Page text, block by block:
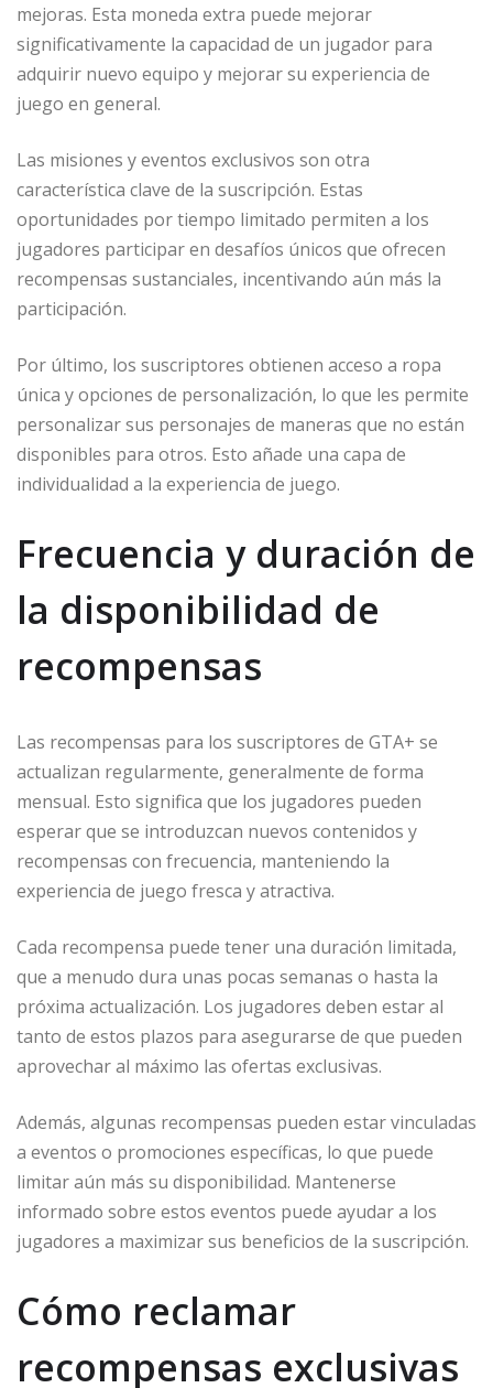
mejoras. Esta moneda extra puede mejorar
significativamente la capacidad de un jugador para
adquirir nuevo equipo y mejorar su experiencia de
juego en general.
Las misiones y eventos exclusivos son otra
característica clave de la suscripción. Estas
oportunidades por tiempo limitado permiten a los
jugadores participar en desafíos únicos que ofrecen
recompensas sustanciales, incentivando aún más la
participación.
Por último, los suscriptores obtienen acceso a ropa
única y opciones de personalización, lo que les permite
personalizar sus personajes de maneras que no están
disponibles para otros. Esto añade una capa de
individualidad a la experiencia de juego.
Frecuencia y duración de
la disponibilidad de
recompensas
Las recompensas para los suscriptores de GTA+ se
actualizan regularmente, generalmente de forma
mensual. Esto significa que los jugadores pueden
esperar que se introduzcan nuevos contenidos y
recompensas con frecuencia, manteniendo la
experiencia de juego fresca y atractiva.
Cada recompensa puede tener una duración limitada,
que a menudo dura unas pocas semanas o hasta la
próxima actualización. Los jugadores deben estar al
tanto de estos plazos para asegurarse de que pueden
aprovechar al máximo las ofertas exclusivas.
Además, algunas recompensas pueden estar vinculadas
a eventos o promociones específicas, lo que puede
limitar aún más su disponibilidad. Mantenerse
informado sobre estos eventos puede ayudar a los
jugadores a maximizar sus beneficios de la suscripción.
Cómo reclamar
recompensas exclusivas